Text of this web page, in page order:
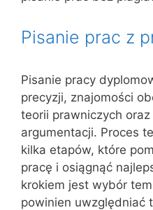
Pisanie prac z
Pisanie pracy
precyzji, znajomości
teorii prawniczych
argumentacji. Proces
kilka etapów, które
pracę i osiągnąć
krokiem jest wybór
powinien uwzględniać